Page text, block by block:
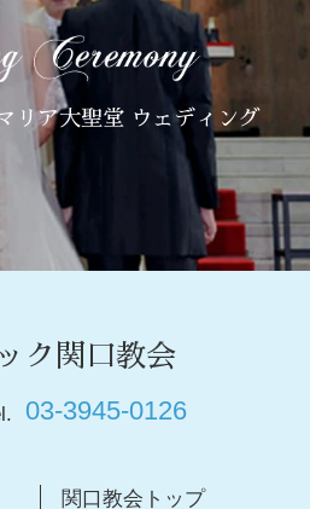
リア大聖堂 ウェディング
ク関口教会
03-3945-0126
関口教会トップ